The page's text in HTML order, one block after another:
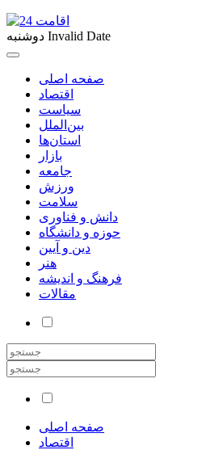
دوشنبه Invalid Date
صفحه اصلی
اقتصاد
سیاست
بین‌الملل
استان‌ها
بازار
جامعه
ورزش
سلامت
دانش و فناوری
حوزه و دانشگاه
دین و آیین
هنر
فرهنگ و اندیشه
مقالات
صفحه اصلی
اقتصاد